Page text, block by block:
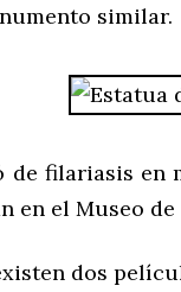
similar.
filariasis en
en el Museo
dos